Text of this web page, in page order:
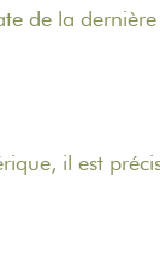
de la
il est